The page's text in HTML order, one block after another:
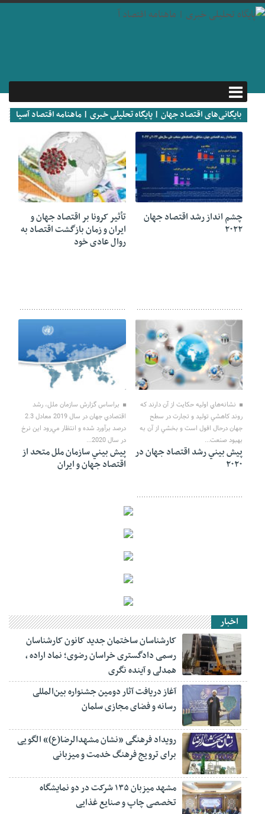
بایگانی‌های اقتصاد جهان | پایگاه تحلیلی خبری | ماهنامه اقتصاد آسیا
12 فوریه 2022
چشم انداز رشد اقتصاد جهان
۲۰۲۲
01 ژوئن 2021
تأثیر کرونا بر اقتصاد جهان و
ایران و زمان بازگشت اقتصاد به
روال عادی خود
10 ژوئن 2020
نشانه‌هاي اوليه حکايت از آن دارند که
روند کاهشي توليد و تجارت در سطح
جهان درحال افول است و بخشي از آن به
بهبود صنعت...
پيش بيني رشد اقتصاد جهان در
۲۰۲۰
10 ژوئن 2020
براساس گزارش سازمان ملل، رشد
اقتصادي جهان در سال 2019 معادل 2.3
درصد برآورد شده و انتظار مي‌رود اين نرخ
در سال 2020...
پيش‏ بيني سازمان ملل متحد از
اقتصاد جهان و ايران
اخبار
کارشناسان ساختمان جدید کانون کارشناسان
رسمی دادگستری خراسان رضوی؛ نماد اراده ،
همدلی و آینده نگری
آغاز دریافت آثار دومین جشنواره بین‌المللی
رسانه و فضای مجازی سلمان
رویداد فرهنگی «نشان مشهدالرضا(ع)» الگویی
برای ترویج فرهنگ خدمت و میزبانی
مشهد میزبان ۱۳۵ شرکت در دو نمایشگاه
تخصصی چاپ و صنایع غذایی